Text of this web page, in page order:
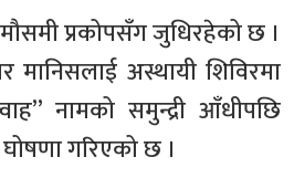
प्रकोपसँग जुधिरहेको छ ।
अस्थायी शिविरमा
नामको समुन्द्री आँधीपछि
गरिएको छ ।